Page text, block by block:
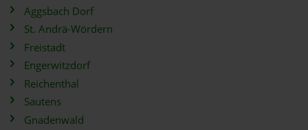
Aggsbach Dorf
St. Andrä-Wördern
Freistadt
Engerwitzdorf
Reichenthal
Sautens
Gnadenwald